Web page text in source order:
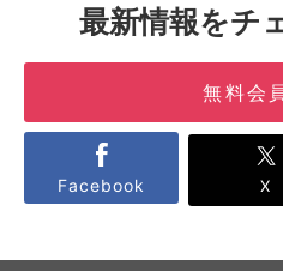
最新情報をチ
無料会
Facebook X